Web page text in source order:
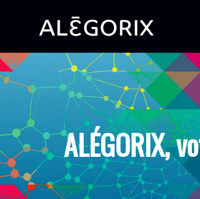
ALÉGORIX,